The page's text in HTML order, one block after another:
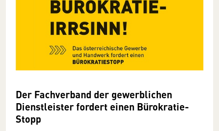
Der Fachverband der gewerblichen
Dienstleister fordert einen Bürokratie-
Stopp